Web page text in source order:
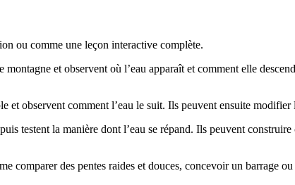
ou comme une leçon interactive complète.
et observent où l’eau apparaît et comment elle
et observent comment l’eau le suit. Ils peuvent ensuite
testent la manière dont l’eau se répand. Ils peuvent
comparer des pentes raides et douces, concevoir un barrage